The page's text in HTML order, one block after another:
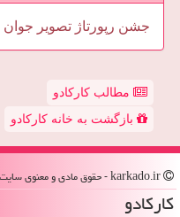
جشن رپورتاژ تصویر جوان
مطالب کارکادو
بازگشت به خانه کارکادو
كاركادو